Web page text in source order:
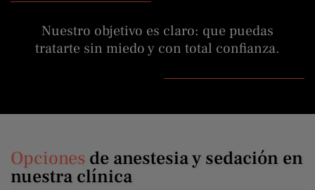
Nuestro objetivo es claro: que puedas
tratarte sin miedo y con total confianza.
Opciones de anestesia y sedación en
nuestra clínica